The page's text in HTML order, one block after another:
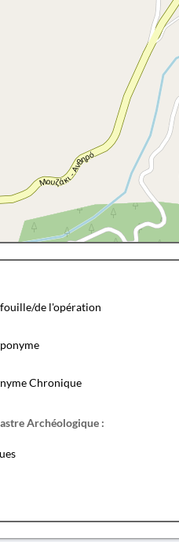
de l'opération
Chronique
Archéologique :